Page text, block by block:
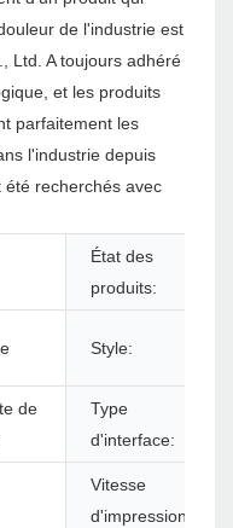
de l'industrie est
Ltd. A toujours adhéré
et les produits
parfaitement les
l'industrie depuis
été recherchés avec
État des
produits:
Style:
de
Type
d'interface:
Vitesse
d'impression